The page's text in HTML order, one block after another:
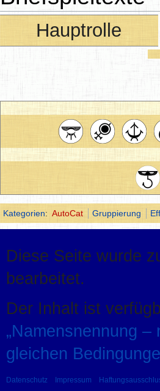
Hauptrolle
Kategorien: AutoCat Gruppierung
Diese Seite wurde
bearbeitet.
Der Inhalt ist
„Namensnennung
gleichen
Datenschutz Impressum